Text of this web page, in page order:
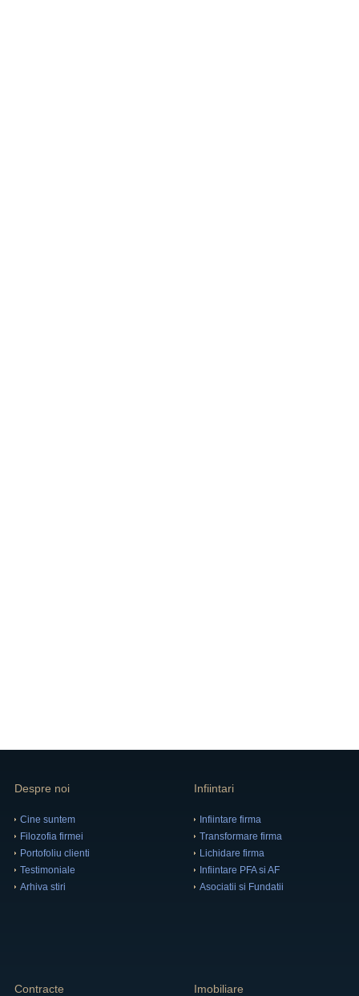
Despre noi
Cine suntem
Filozofia firmei
Portofoliu clienti
Testimoniale
Arhiva stiri
Infiintari
Infiintare firma
Transformare firma
Lichidare firma
Infiintare PFA si AF
Asociatii si Fundatii
Contracte Imobiliare